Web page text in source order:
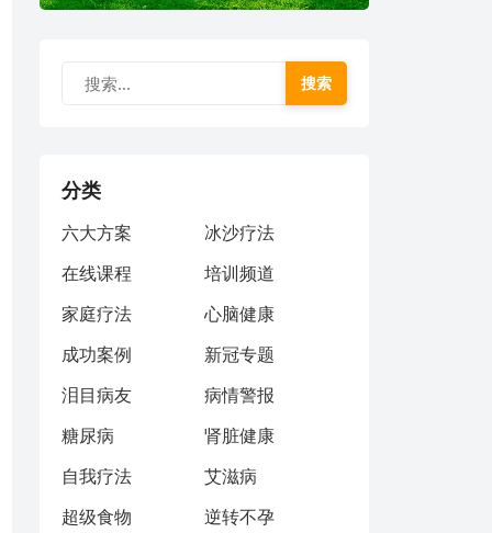
搜索
分类
六大方案
冰沙疗法
在线课程
培训频道
家庭疗法
心脑健康
成功案例
新冠专题
泪目病友
病情警报
糖尿病
肾脏健康
自我疗法
艾滋病
超级食物
逆转不孕